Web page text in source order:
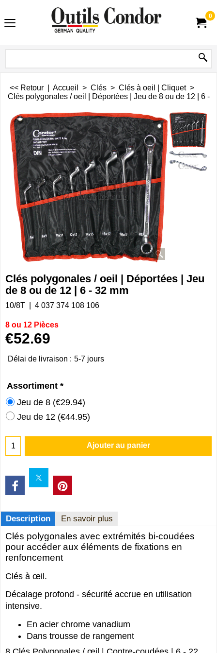
0
<< Retour Accueil > Clés > Clés à oeil | Cliquet>
Clés polygonales / oeil | Déportées | Jeu de 8 ou de 12 | 6 -
Clés polygonales / oeil | Déportées | Jeu
de 8 ou de 12 | 6 - 32 mm
10/8T 4 037 374 108 106
8 ou 12 Pièces
€52.69
Délai de livraison : 5-7 jours
Assortiment *
Jeu de 8 (€29.94)
Jeu de 12 (€44.95)
Ajouter au panier
Description En savoir plus
Clés polygonales avec extrémités bi-coudées
pour accéder aux éléments de fixations en
renfoncement
Clés à œil.
Décalage profond - sécurité accrue en utilisation
intensive.
En acier chrome vanadium
Dans trousse de rangement